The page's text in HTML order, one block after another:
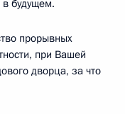
будущем.
прорывных
при Вашей
дворца, за что